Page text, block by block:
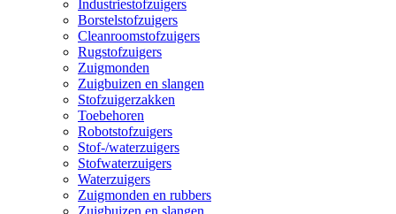
Industriestofzuigers
Borstelstofzuigers
Cleanroomstofzuigers
Rugstofzuigers
Zuigmonden
Zuigbuizen en slangen
Stofzuigerzakken
Toebehoren
Robotstofzuigers
Stof-/waterzuigers
Stofwaterzuigers
Waterzuigers
Zuigmonden en rubbers
Zuigbuizen en slangen